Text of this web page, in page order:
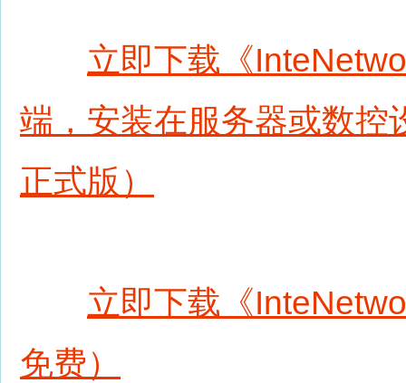
立即下载《
端，安装在服务器或数控
正式版）
立即下载《
免费）